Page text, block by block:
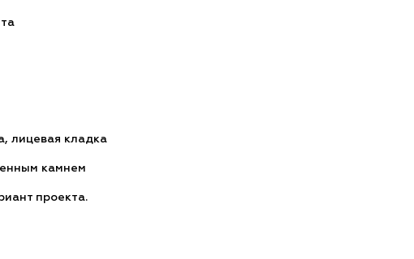
лицевая кладка
камнем
проекта.